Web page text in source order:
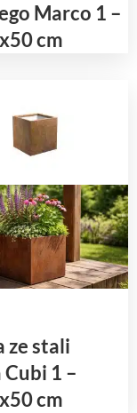
Marco 1 –
cm
ze stali
1 –
cm